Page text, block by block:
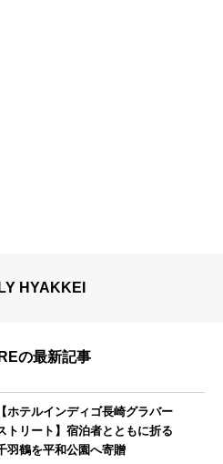
HYAKKEI
の最新記事
【ホテルインディゴ長崎グラバー
トリート】宿泊者とともに折る
羽鶴を平和公園へ寄贈